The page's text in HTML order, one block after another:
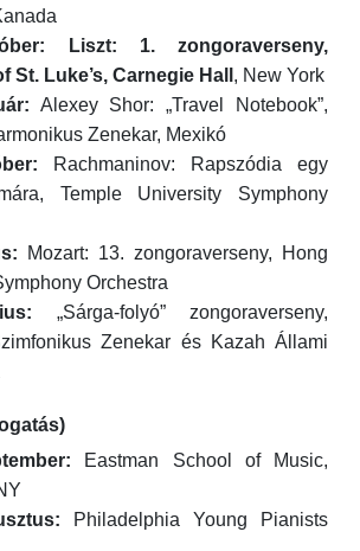
Liszt: 1. zongoraverseny,
St. Luke’s, Carnegie Hall , New York
Alexey Shor: „Travel Notebook”,
Zenekar, Mexikó
Rachmaninov: Rapszódia egy
Temple University Symphony
Mozart: 13. zongoraverseny, Hong
Orchestra
„Sárga-folyó” zongoraverseny,
Zenekar és Kazah Állami
Eastman School of Music,
Philadelphia Young Pianists